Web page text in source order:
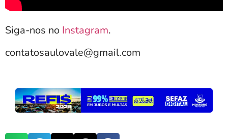
Siga-nos no Instagram.
contatosaulovale@gmail.com